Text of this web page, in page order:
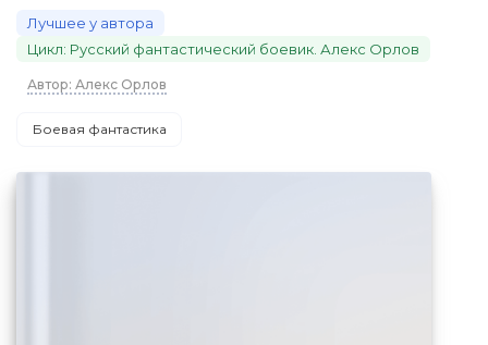
Лучшее у автора
Цикл: Русский фантастический боевик. Алекс Орлов
Автор: Алекс Орлов
Боевая фантастика